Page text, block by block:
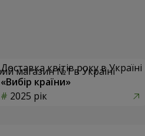
Доставка квітів року в Україні
«Вибір країни»
2025 рік